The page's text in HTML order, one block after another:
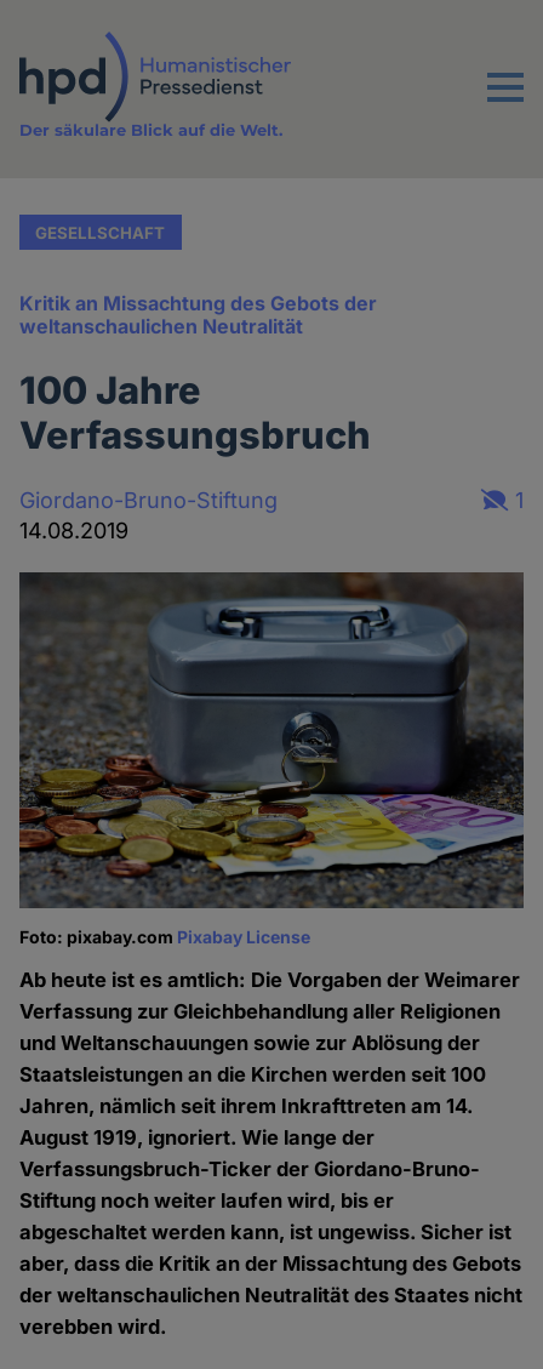
Inhalt
Menu
Der säkulare Blick auf die Welt.
GESELLSCHAFT
Kritik an Missachtung des Gebots der
weltanschaulichen Neutralität
100 Jahre
Verfassungsbruch
Giordano-Bruno-Stiftung
14.08.2019
1
Foto: pixabay.com Pixabay License
Ab heute ist es amtlich: Die Vorgaben der Weimarer
Verfassung zur Gleichbehandlung aller Religionen
und Weltanschauungen sowie zur Ablösung der
Staatsleistungen an die Kirchen werden seit 100
Jahren, nämlich seit ihrem Inkrafttreten am 14.
August 1919, ignoriert. Wie lange der
Verfassungsbruch-Ticker der Giordano-Bruno-
Stiftung noch weiter laufen wird, bis er
abgeschaltet werden kann, ist ungewiss. Sicher ist
aber, dass die Kritik an der Missachtung des Gebots
der weltanschaulichen Neutralität des Staates nicht
verebben wird.